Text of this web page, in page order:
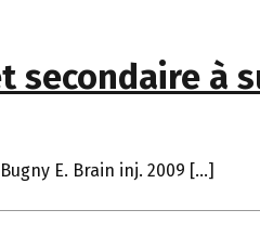
secondaire à
E. Brain inj. 2009 […]